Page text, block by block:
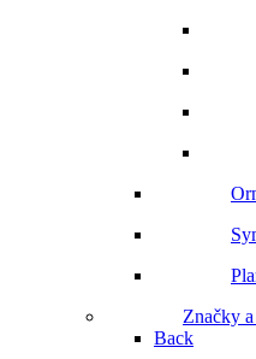
Značky
Back